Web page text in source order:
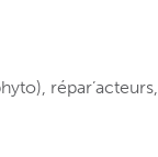
répar’acteurs,